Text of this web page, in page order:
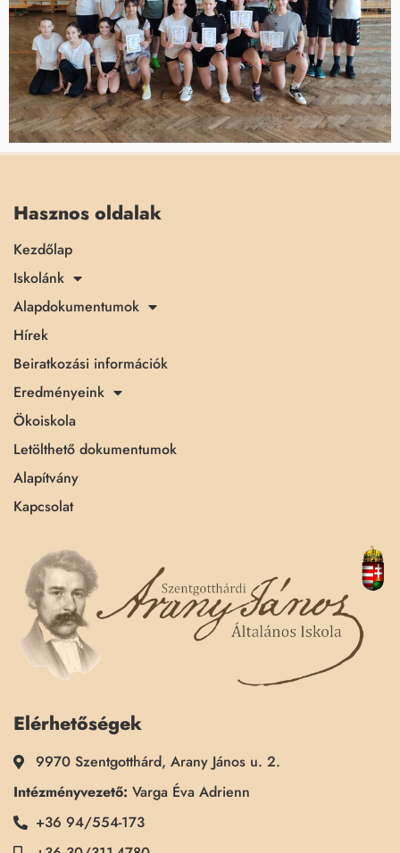
Hasznos oldalak
Kezdőlap
Iskolánk
Alapdokumentumok
Hírek
Beiratkozási információk
Eredményeink
Ökoiskola
Letölthető dokumentumok
Alapítvány
Kapcsolat
Elérhetőségek
9970 Szentgotthárd, Arany János u. 2.
Intézményvezető: Varga Éva Adrienn
+36 94/554-173